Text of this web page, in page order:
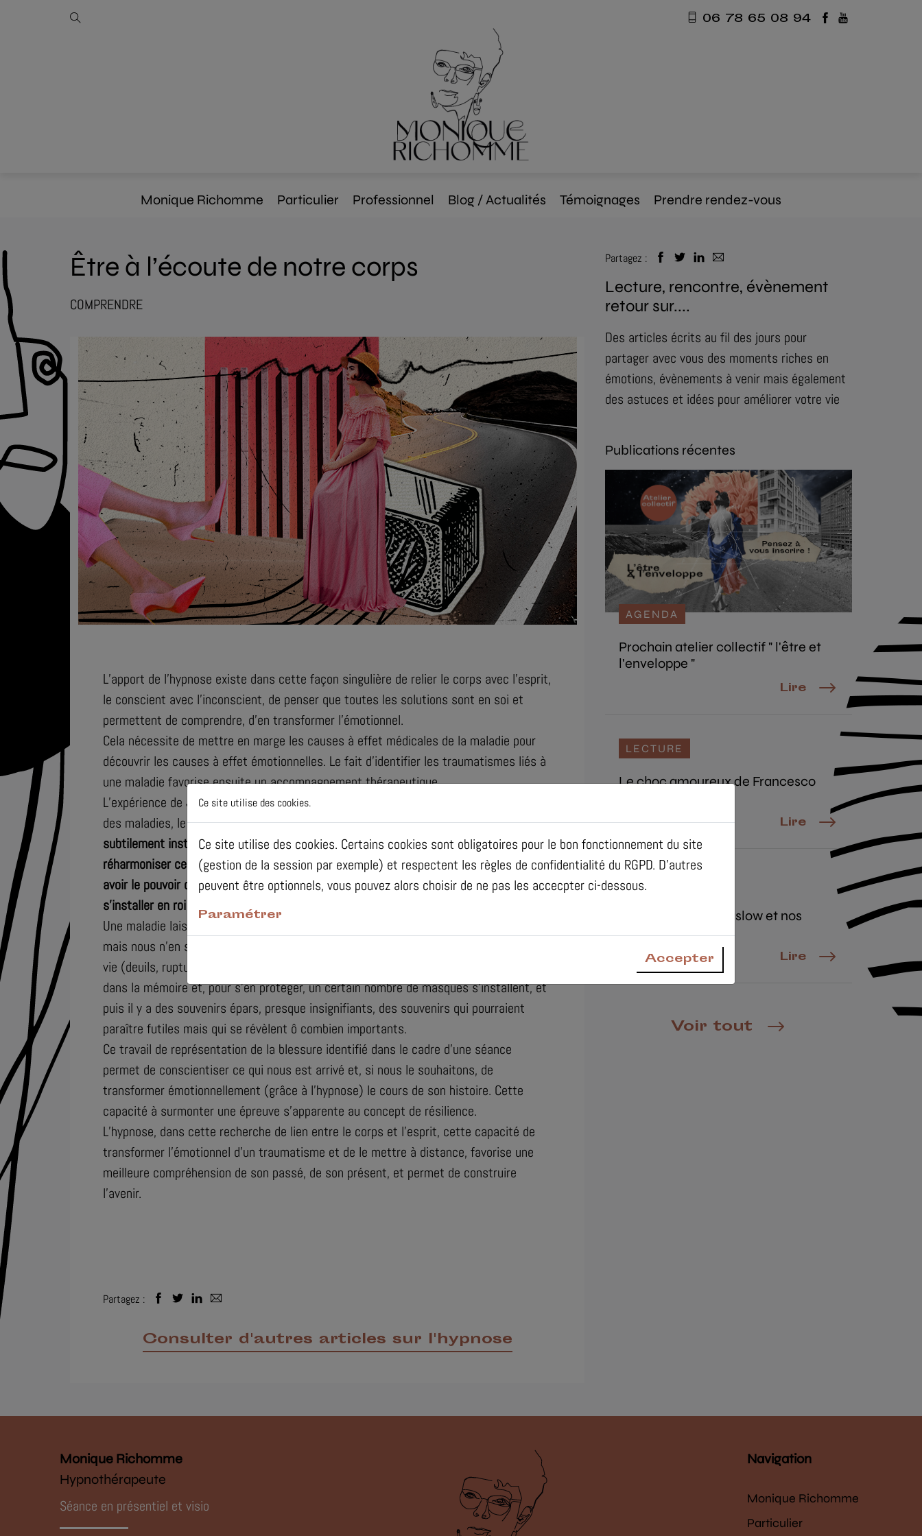
06 78 65 08 94
Monique Richomme Particulier Professionnel Blog / Actualités Témoignages Prendre rendez-vous
Être à l’écoute de notre corps
COMPRENDRE
L’apport de l’hypnose existe dans cette façon singulière de relier le corps avec l’esprit,
le conscient avec l’inconscient, de penser que toutes les solutions sont en soi et
permettent de comprendre, d’en transformer l’émotionnel.
Cela nécessite de mettre en marge les causes à effet médicales de la maladie pour
découvrir les causes à effet émotionnelles. Le fait d’identifier les traumatismes liés à
une maladie favorise ensuite un accompagnement thérapeutique.
L’expérience de Jacques Martel, décrite dans Le grand dictionnaire des malaises et
des maladies, le souligne clairement :« J’ai réalisé que les maladies s’étaient
subtilement installées à cause d’émotions mal gérées et qu’en apprenant à
réharmoniser ce tourbillon d’émotions de toutes sortes qui m’habitaient, je pouvais
avoir le pouvoir de guérison sur n’importe quel malaise ou maladie que j’avais laissé
s’installer en roi et maître dans mon Temple de Chair. »
Une maladie laisse entendre qu’elle peut être l’expression de blessures anciennes
mais nous n’en sommes pas toujours conscients. Il y a les événements clefs de notre
vie (deuils, ruptures, violence, maltraitances, abandons, etc.) qui tournent en boucle
dans la mémoire et, pour s’en protéger, un certain nombre de masques s’installent, et
puis il y a des souvenirs épars, presque insignifiants, des souvenirs qui pourraient
paraître futiles mais qui se révèlent ô combien importants.
Ce travail de représentation de la blessure identifié dans le cadre d’une séance
permet de conscientiser ce qui nous est arrivé et, si nous le souhaitons, de
transformer émotionnellement (grâce à l’hypnose) le cours de son histoire. Cette
capacité à surmonter une épreuve s’apparente au concept de résilience.
L’hypnose, dans cette recherche de lien entre le corps et l’esprit, cette capacité de
transformer l’émotionnel d’un traumatisme et de le mettre à distance, favorise une
meilleure compréhension de son passé, de son présent, et permet de construire
l’avenir.
Partagez :
Consulter d'autres articles sur l'hypnose
Partagez :
Lecture, rencontre, évènement
retour sur....
Des articles écrits au fil des jours pour
partager avec vous des moments riches en
émotions, évènements à venir mais également
des astuces et idées pour améliorer votre vie
Publications récentes
AGENDA
Prochain atelier collectif " l'être et
l'enveloppe "
Lire
LECTURE
Le choc amoureux de Francesco
Lire
FOCUS
La pyramide de Maslow et nos
besoins !
Lire
Voir tout
Monique Richomme
Hypnothérapeute
Séance en présentiel et visio
Navigation
Monique Richomme
Particulier
Ce site utilise des cookies.
Ce site utilise des cookies. Certains cookies sont obligatoires pour le bon fonctionnement du site
(gestion de la session par exemple) et respectent les règles de confidentialité du RGPD. D'autres
peuvent être optionnels, vous pouvez alors choisir de ne pas les accecpter ci-dessous.
Paramétrer
Accepter